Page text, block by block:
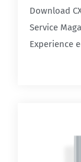
Download
Service
Experience